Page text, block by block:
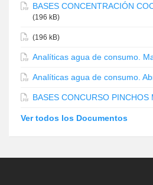
BASES CONCENTRACIÓN
(196 kB)
(196 kB)
Analíticas agua de consumo.
Analíticas agua de consumo.
BASES CONCURSO PINCHOS
Ver todos los Documentos